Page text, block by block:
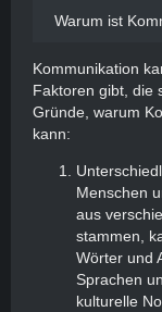
Warum ist
Kommunikation
Faktoren gibt, die
Gründe, warum
kann:
Menschen
aus
stammen,
Wörter und
Sprachen
kulturelle